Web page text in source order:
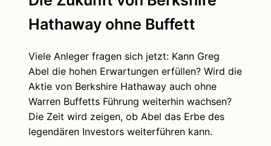
Hathaway ohne Buffett
Viele Anleger fragen sich jetzt: Kann Greg
Abel die hohen Erwartungen erfüllen? Wird die
Aktie von Berkshire Hathaway auch ohne
Warren Buffetts Führung weiterhin wachsen?
Die Zeit wird zeigen, ob Abel das Erbe des
legendären Investors weiterführen kann.